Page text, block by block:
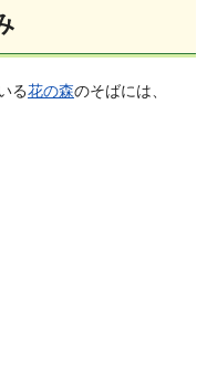
る花の森のそばには、